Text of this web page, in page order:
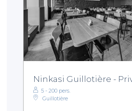
Ninkasi Guillotière -
5 - 200 pers.
Guillotière